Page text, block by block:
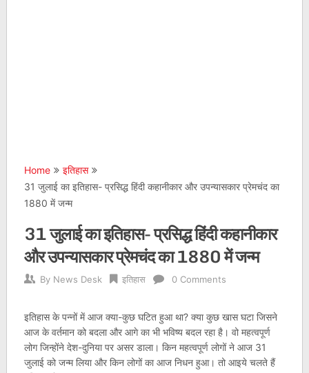
Home
इतिहास
31 जुलाई का इतिहास- प्रसिद्ध हिंदी कहानीकार और उपन्यासकार प्रेमचंद का
1880 में जन्म
31 जुलाई का इतिहास- प्रसिद्ध हिंदी कहानीकार
और उपन्यासकार प्रेमचंद का 1880 में जन्म
By News Desk इतिहास 0 Comments
इतिहास के पन्नों में आज क्या-कुछ घटित हुआ था? क्या कुछ खास घटा जिसने
आज के वर्तमान को बदला और आगे का भी भविष्य बदल रहा है। वो महत्वपूर्ण
लोग जिन्होंने देश-दुनिया पर असर डाला। किन महत्वपूर्ण लोगों ने आज 31
जुलाई को जन्म लिया और किन लोगों का आज निधन हुआ। तो आइये चलते हैं